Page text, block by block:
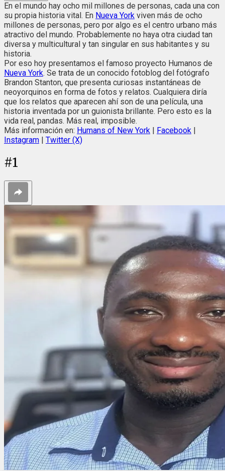
En el mundo hay ocho mil millones de personas, cada una con
su propia historia vital. En Nueva York viven más de ocho
millones de personas, pero por algo es el centro urbano más
atractivo del mundo. Probablemente no haya otra ciudad tan
diversa y multicultural y tan singular en sus habitantes y su
historia.
Por eso hoy presentamos el famoso proyecto Humanos de
Nueva York. Se trata de un conocido fotoblog del fotógrafo
Brandon Stanton, que presenta curiosas instantáneas de
neoyorquinos en forma de fotos y relatos. Cualquiera diría
que los relatos que aparecen ahí son de una película, una
historia inventada por un guionista brillante. Pero esto es la
vida real, pandas. Más real, imposible.
Más información en: Humans of New York | Facebook |
Instagram | Twitter (X)
#1